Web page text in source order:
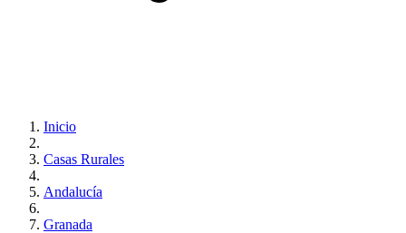
Inicio
Casas Rurales
Andalucía
Granada